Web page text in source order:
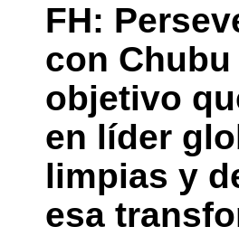
FH:
con
objetivo
en líder
limpias y
esa